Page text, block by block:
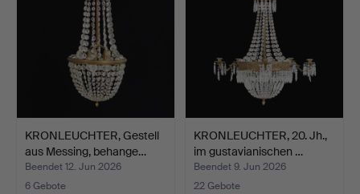
KRONLEUCHTER, Gestell
aus Messing, behange…
Beendet 12. Jun 2026
6 Gebote
KRONLEUCHTER, 20. Jh.,
im gustavianischen …
Beendet 9. Jun 2026
22 Gebote